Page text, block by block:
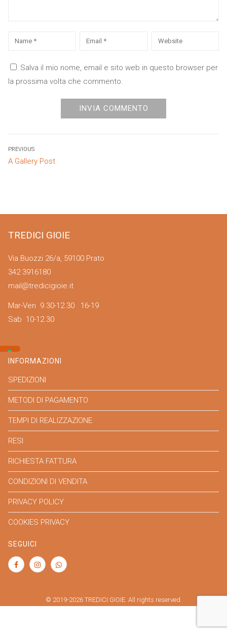
Name Email Website
Salva il mio nome, email e sito web in questo browser per
la prossima volta che commento.
Navigazione
articoli
PREVIOUS
Previous
A Gallery Post
TREDICI GIOIE
Via Buozzi 26/a, 59100 Prato
342 3916180
mail@tredicigioie.it
Mar-Ven 9.30-12.30 16-19
Sab 10-12.30
INFORMAZIONI
SPEDIZIONI
METODI DI PAGAMENTO
TEMPI DI REALIZZAZIONE
RESI
RICHIESTA FATTURA
CONDIZIONI DI VENDITA
PRIVACY POLICY
COOKIES PRIVACY
SEGUICI
© 2019-2026 TREDICI GIOIE. All rights reserved.